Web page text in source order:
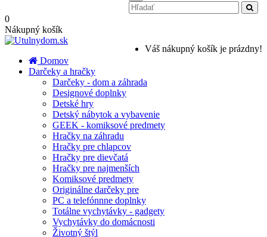
0
Nákupný košík
Váš nákupný košík je prázdny!
Domov
Darčeky a hračky
Darčeky - dom a záhrada
Designové doplnky
Detské hry
Detský nábytok a vybavenie
GEEK - komiksové predmety
Hračky na záhradu
Hračky pre chlapcov
Hračky pre dievčatá
Hračky pre najmenších
Komiksové predmety
Originálne darčeky pre
PC a telefónnne doplnky
Totálne vychytávky - gadgety
Vychytávky do domácnosti
Životný štýl